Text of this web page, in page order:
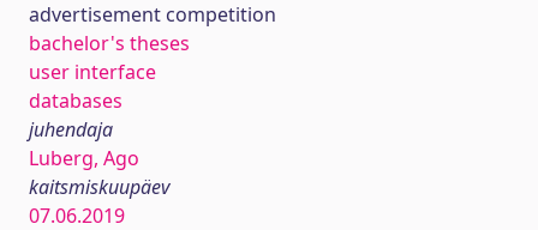
advertisement competition
bachelor's theses
user interface
databases
juhendaja
Luberg, Ago
kaitsmiskuupäev
07.06.2019